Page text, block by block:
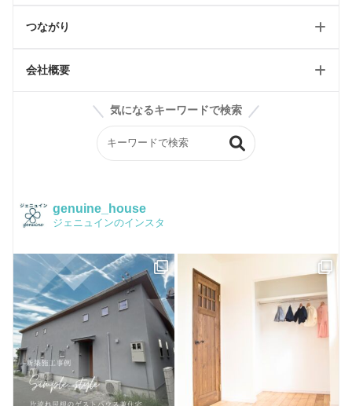
ツーバイフォールール
輸入住宅リフォーム
工事日記/リフォーム
工事日記/店舗
スタッフブログ
WEBオープンハウス
ジェニュインのこだわり記事
ジェニュインの素材紹介
ジェニュイン工事部
つながり
雑貨屋petit jenny
Instagram
ピンタレスト
houzz
お客様のお店
会社概要
おうちづくり
気になるキーワードで検索
genuine_house
ジェニュインのインスタ